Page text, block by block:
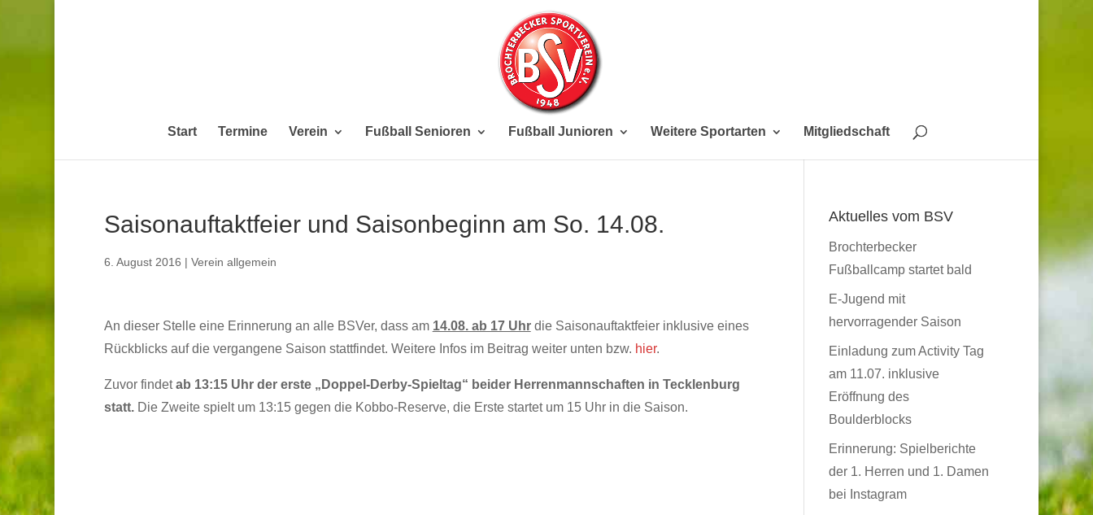
Start Termine Verein Fußball Senioren Fußball Junioren Weitere Sportarten Mitgliedschaft
Saisonauftaktfeier und Saisonbeginn am So. 14.08.
6. August 2016 | Verein allgemein
An dieser Stelle eine Erinnerung an alle BSVer, dass am 14.08. ab 17 Uhrdie Saisonauftaktfeier inklusive eines
Rückblicks auf die vergangene Saison stattfindet. Weitere Infos im Beitrag weiter unten bzw. hier.
Zuvor findetab 13:15 Uhr der erste „Doppel-Derby-Spieltag“ beider Herrenmannschaften in Tecklenburg
statt. Die Zweite spielt um 13:15 gegen die Kobbo-Reserve, die Erste startet um 15 Uhr in die Saison.
Aktuelles vom BSV
Brochterbecker
Fußballcamp startet bald
E-Jugend mit
hervorragender Saison
Einladung zum Activity Tag
am 11.07. inklusive
Eröffnung des
Boulderblocks
Erinnerung: Spielberichte
der 1. Herren und 1. Damen
bei Instagram